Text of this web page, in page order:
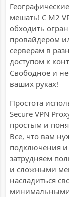
мешать! С M2
обходить
провайдером
серверам в
доступом к
Свободное и
ваших руках!
Простота
Secure VPN
простым и
Все, что вам
подключения
затрудняем
и сложными
насладиться